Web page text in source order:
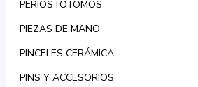
PERIOSTOTOMOS
PIEZAS DE MANO
PINCELES CERÁMICA
PINS Y ACCESORIOS